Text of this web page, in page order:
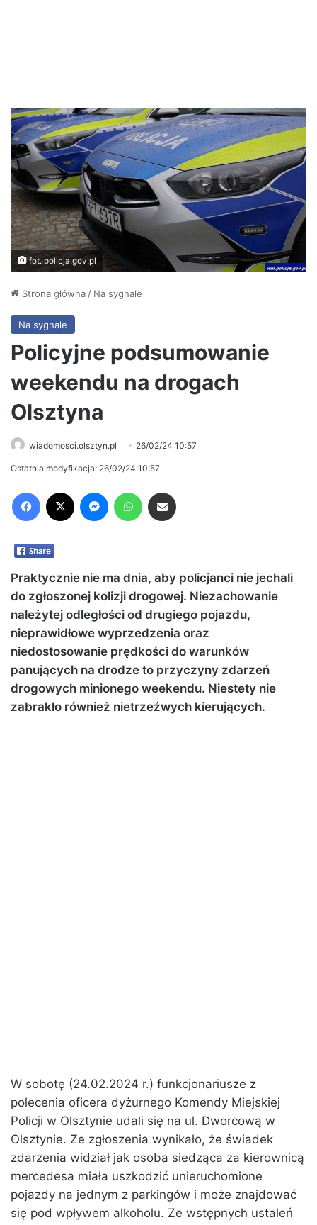
fot. policja.gov.pl
Strona główna / Na sygnale
Na sygnale
Policyjne podsumowanie
weekendu na drogach
Olsztyna
wiadomosci.olsztyn.pl 26/02/24 10:57
Ostatnia modyfikacja: 26/02/24 10:57
Praktycznie nie ma dnia, aby policjanci nie jechali
do zgłoszonej kolizji drogowej. Niezachowanie
należytej odległości od drugiego pojazdu,
nieprawidłowe wyprzedzenia oraz
niedostosowanie prędkości do warunków
panujących na drodze to przyczyny zdarzeń
drogowych minionego weekendu. Niestety nie
zabrakło również nietrzeźwych kierujących.
W sobotę (24.02.2024 r.) funkcjonariusze z
polecenia oficera dyżurnego Komendy Miejskiej
Policji w Olsztynie udali się na ul. Dworcową w
Olsztynie. Ze zgłoszenia wynikało, że świadek
zdarzenia widział jak osoba siedząca za kierownicą
mercedesa miała uszkodzić unieruchomione
pojazdy na jednym z parkingów i może znajdować
się pod wpływem alkoholu. Ze wstępnych ustaleń